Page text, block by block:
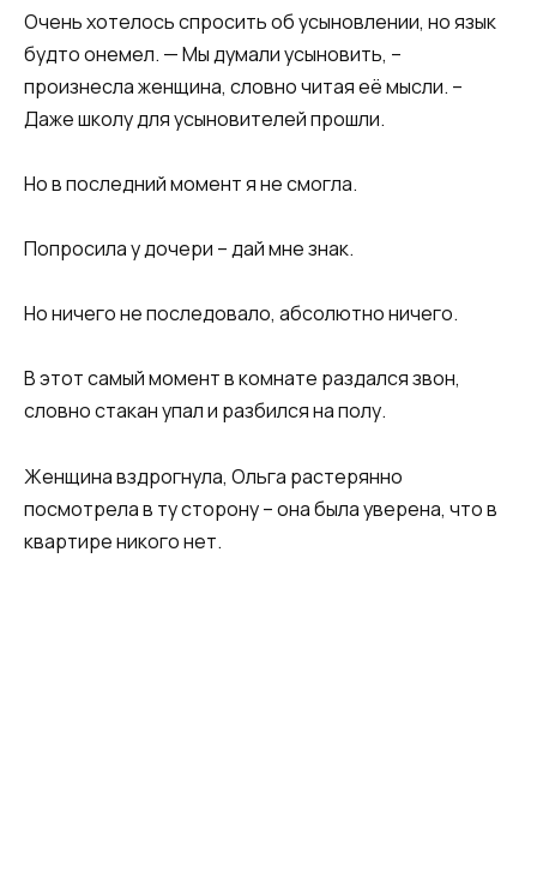
Очень хотелось спросить об усыновлении, но язык
будто онемел. — Мы думали усыновить, –
произнесла женщина, словно читая её мысли. –
Даже школу для усыновителей прошли.
Но в последний момент я не смогла.
Попросила у дочери – дай мне знак.
Но ничего не последовало, абсолютно ничего.
В этот самый момент в комнате раздался звон,
словно стакан упал и разбился на полу.
Женщина вздрогнула, Ольга растерянно
посмотрела в ту сторону – она была уверена, что в
квартире никого нет.